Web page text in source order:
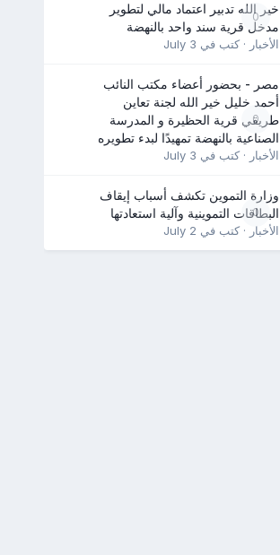
0
خير الله تدبير اعتماد مالي لتطوير
مدخل قرية سند واحد بالنهضة
الأخبار · كتب في July 3
0
مصر - بحضور أعضاء مكتب النائب
أحمد خليل خير الله لجنة تعاين
طريقي قرية الحظيرة و المدرسة
الصناعية بالنهضة تمهيدًا لبدء تطويره
الأخبار · كتب في July 3
0
وزارة التموين تكشف أسباب إيقاف
البطاقات التموينية وآلية استعادتها
الأخبار · كتب في July 2